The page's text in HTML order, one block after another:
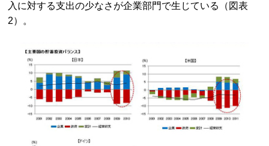
入に対する支出の少なさが企業部門で生じている（図表
2）。